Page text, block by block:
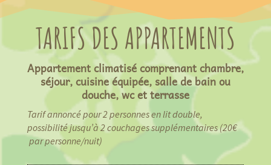
TARIFS DES APPARTEMENTS
Appartement climatisé comprenant chambre,
séjour, cuisine équipée, salle de bain ou
douche, wc et terrasse
Tarif annoncé pour 2 personnes en lit double,
possibilité jusqu’à 2 couchages supplémentaires (20€
par personne/nuit)